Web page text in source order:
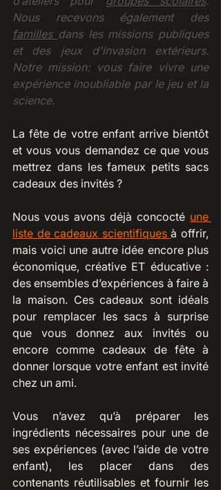
Nous recevons également des
familles dans les missions publiques
et des jeux d'invasion extérieurs.
Notre mission: vous faire vivre une
expérience inoubliable par le jeu et la
science.
La fête de votre enfant arrive bientôt
et vous vous demandez ce que vous
mettrez dans les fameux petits sacs
cadeaux des invités ?
Nous vous avons déjà concocté une
liste de cadeaux scientifiques à offrir,
mais voici une autre idée encore plus
économique, créative ET éducative :
des ensembles d’expériences à faire à
la maison. Ces cadeaux sont idéals
pour remplacer les sacs à surprise
que vous donnez aux invités ou
encore comme cadeaux de fête à
donner lorsque votre enfant est invité
chez un ami.
Vous n’avez qu’à préparer les
ingrédients nécessaires pour une de
ses expériences (avec l’aide de votre
enfant), les placer dans des
contenants réutilisables et fournir les